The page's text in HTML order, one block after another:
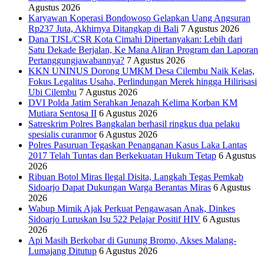
Agustus 2026
Karyawan Koperasi Bondowoso Gelapkan Uang Angsuran
Rp237 Juta, Akhirnya Ditangkap di Bali 7 Agustus 2026
Dana TJSL/CSR Kota Cimahi Dipertanyakan: Lebih dari
Satu Dekade Berjalan, Ke Mana Aliran Program dan Laporan
Pertanggungjawabannya? 7 Agustus 2026
KKN UNINUS Dorong UMKM Desa Cilembu Naik Kelas,
Fokus Legalitas Usaha, Perlindungan Merek hingga Hilirisasi
Ubi Cilembu 7 Agustus 2026
DVI Polda Jatim Serahkan Jenazah Kelima Korban KM
Mutiara Sentosa II 6 Agustus 2026
Satreskrim Polres Bangkalan berhasil ringkus dua pelaku
spesialis curanmor 6 Agustus 2026
Polres Pasuruan Tegaskan Penanganan Kasus Laka Lantas
2017 Telah Tuntas dan Berkekuatan Hukum Tetap 6 Agustus
2026
Ribuan Botol Miras Ilegal Disita, Langkah Tegas Pemkab
Sidoarjo Dapat Dukungan Warga Berantas Miras 6 Agustus
2026
Wabup Mimik Ajak Perkuat Pengawasan Anak, Dinkes
Sidoarjo Luruskan Isu 522 Pelajar Positif HIV 6 Agustus
2026
Api Masih Berkobar di Gunung Bromo, Akses Malang-
Lumajang Ditutup 6 Agustus 2026